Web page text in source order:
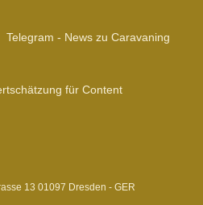
- News zu Caravaning
für Content
13 01097 Dresden - GER